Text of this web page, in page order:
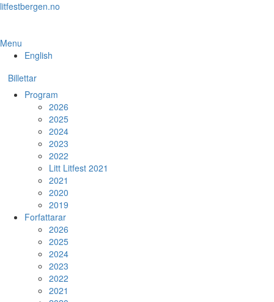
Skip
content
litfestbergen.no
Menu
English
Billettar
Program
2026
2025
2024
2023
2022
Litt Litfest 2021
2021
2020
2019
Forfattarar
2026
2025
2024
2023
2022
2021